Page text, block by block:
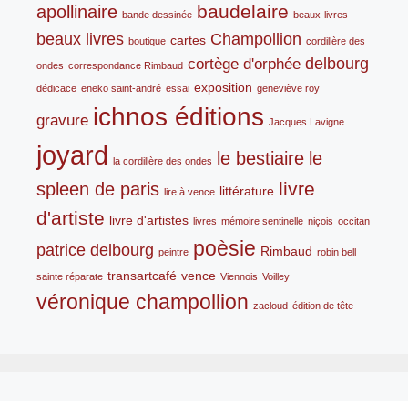
apollinaire bande dessinée baudelaire beaux-livres
beaux livres boutique cartes Champollion cordillère des
ondes correspondance Rimbaud cortège d'orphée delbourg
dédicace eneko saint-andré essai exposition geneviève roy
gravure ichnos éditions Jacques Lavigne
joyard la cordillère des ondes le bestiaire le
spleen de paris lire à vence littérature livre
d'artiste livre d'artistes livres mémoire sentinelle niçois occitan
patrice delbourg peintre poèsie Rimbaud robin bell
sainte réparate transartcafé vence Viennois Voilley
véronique champollion zacloud édition de tête